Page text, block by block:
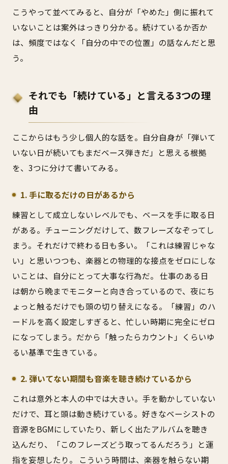
こうやって並べてみると、自分が「やめた」側に振れて
いないことは案外はっきり分かる。続けているか否か
は、頻度ではなく「自分の中での位置」の話なんだと思
う。
それでも「続けている」と言える3つの理
由
ここからはもう少し個人的な話を。自分自身が「弾いて
いない日が続いてもまだベース弾きだ」と思える根拠
を、3つに分けて書いてみる。
1. 手に取るだけの日があるから
練習として成立しないレベルでも、ベースを手に取る日
がある。チューニングだけして、数フレーズなぞってし
まう。それだけで終わる日も多い。「これは練習じゃな
い」と思いつつも、楽器との物理的な接点をゼロにしな
いことは、自分にとって大事な行為だ。 仕事のある日
は朝から晩までモニターと向き合っているので、夜にち
ょっと触るだけでも頭の切り替えになる。「練習」のハ
ードルを高く設定しすぎると、忙しい時期に完全にゼロ
になってしまう。だから「触ったらカウント」くらいゆ
るい基準で生きている。
2. 弾いてない期間も音楽を聴き続けているから
これは意外と本人の中では大きい。手を動かしていない
だけで、耳と頭は動き続けている。好きなベーシストの
音源をBGMにしていたり、新しく出たアルバムを聴き
込んだり、「このフレーズどう取ってるんだろう」と運
指を妄想したり。 こういう時間は、楽器を触らない期